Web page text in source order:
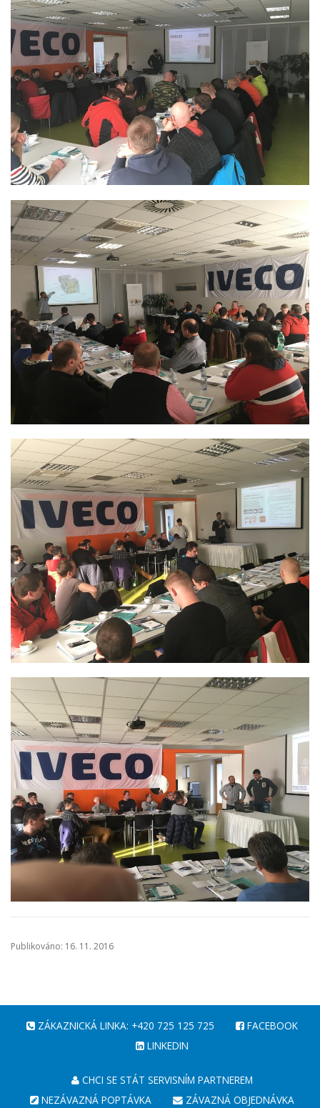
Publikováno: 16. 11. 2016
ZÁKAZNICKÁ LINKA: +420 725 125 725
FACEBOOK
LINKEDIN
CHCI SE STÁT SERVISNÍM PARTNEREM
NEZÁVAZNÁ POPTÁVKA
ZÁVAZNÁ OBJEDNÁVKA